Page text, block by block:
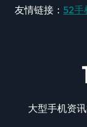
友情链接： 52手
大型手机资